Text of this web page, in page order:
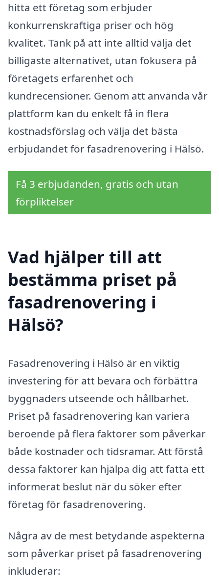
hitta ett företag som erbjuder
konkurrenskraftiga priser och hög
kvalitet. Tänk på att inte alltid välja det
billigaste alternativet, utan fokusera på
företagets erfarenhet och
kundrecensioner. Genom att använda vår
plattform kan du enkelt få in flera
kostnadsförslag och välja det bästa
erbjudandet för fasadrenovering i Hälsö.
Få 3 erbjudanden, gratis och utan
förpliktelser
Vad hjälper till att
bestämma priset på
fasadrenovering i
Hälsö?
Fasadrenovering i Hälsö är en viktig
investering för att bevara och förbättra
byggnaders utseende och hållbarhet.
Priset på fasadrenovering kan variera
beroende på flera faktorer som påverkar
både kostnader och tidsramar. Att förstå
dessa faktorer kan hjälpa dig att fatta ett
informerat beslut när du söker efter
företag för fasadrenovering.
Några av de mest betydande aspekterna
som påverkar priset på fasadrenovering
inkluderar: